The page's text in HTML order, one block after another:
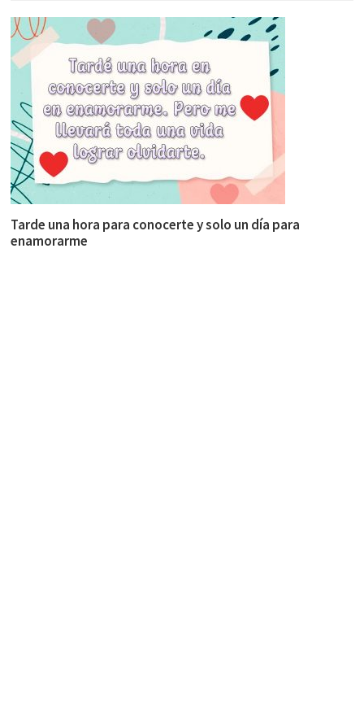
Tarde una hora para conocerte y solo un día para
enamorarme